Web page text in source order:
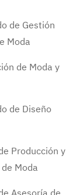
de Gestión
Moda
de Moda y
de Diseño
Producción y
Moda
Asesoría de